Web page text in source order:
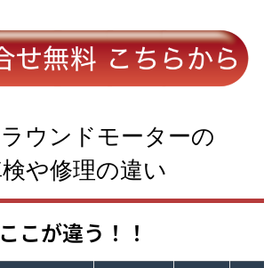
ウンドモーターの
や修理の違い
ここが違う！！